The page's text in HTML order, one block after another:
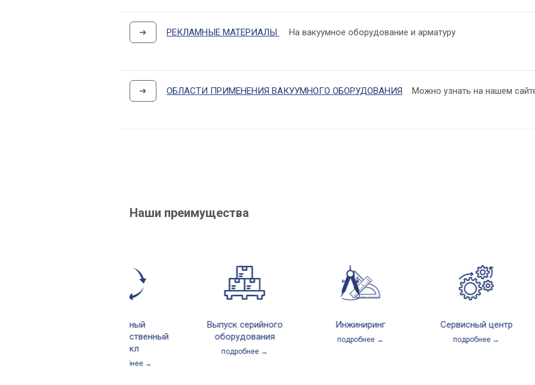
➜ РЕКЛАМНЫЕ МАТЕРИАЛЫ На вакуумное оборудование и арматуру
➜ ОБЛАСТИ ПРИМЕНЕНИЯ ВАКУУМНОГО ОБОРУДОВАНИЯ Можно узнать на нашем
Наши преимущества
производственный
подробнее →
Выпуск серийного
оборудования
подробнее →
Инжиниринг
подробнее →
Сервисный центр
подробнее →